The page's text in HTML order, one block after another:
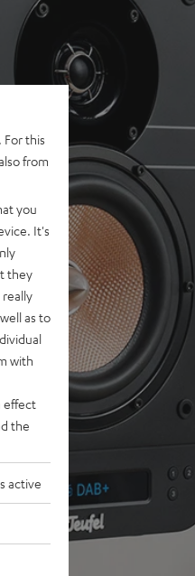
this
from
you
It's
they
as to
with
effect
the
active